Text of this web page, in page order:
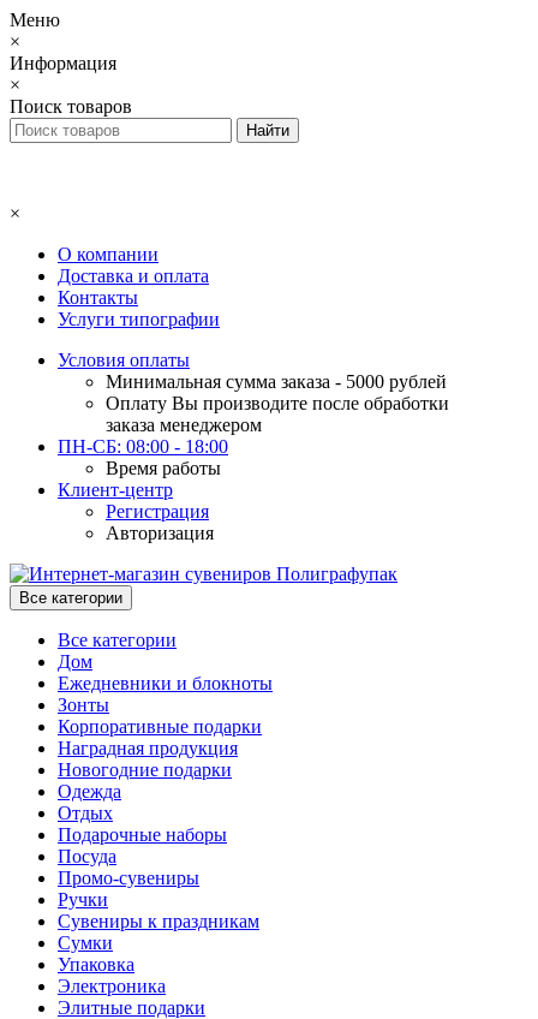
Меню
×
Информация
×
Поиск товаров
×
О компании
Доставка и оплата
Контакты
Услуги типографии
Условия оплаты
Минимальная сумма заказа - 5000 рублей
Оплату Вы производите после обработки
заказа менеджером
ПН-СБ: 08:00 - 18:00
Время работы
Клиент-центр
Регистрация
Авторизация
Все категории
Все категории
Дом
Ежедневники и блокноты
Зонты
Корпоративные подарки
Наградная продукция
Новогодние подарки
Одежда
Отдых
Подарочные наборы
Посуда
Промо-сувениры
Ручки
Сувениры к праздникам
Сумки
Упаковка
Электроника
Элитные подарки